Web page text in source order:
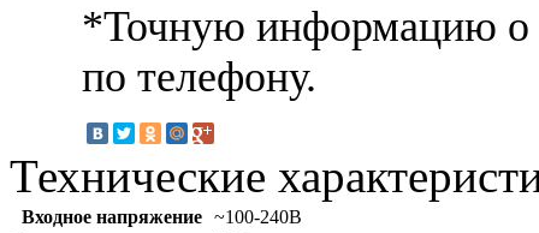
*Точную информацию о
по телефону.
Технические
Входное напряжение
~100-240В